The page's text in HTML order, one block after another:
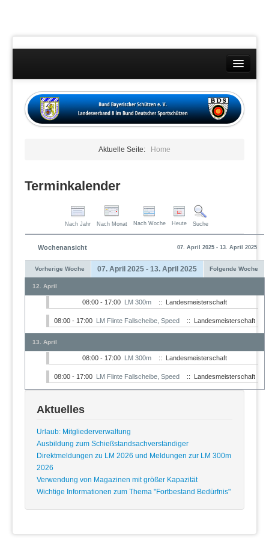
Wettkämpfe
Datenschutzübersicht
Aktuelle Seite: Home
Terminkalender
Nach Jahr Nach Monat Nach Woche Heute Suche
Wochenansicht 07. April 2025 - 13. April 2025
Vorherige Woche 07. April 2025 - 13. April 2025 Folgende Woche
12. April
08:00 - 17:00 LM 300m :: Landesmeisterschaft
08:00 - 17:00 LM Flinte Fallscheibe, Speed :: Landesmeisterschaft
13. April
08:00 - 17:00 LM 300m :: Landesmeisterschaft
08:00 - 17:00 LM Flinte Fallscheibe, Speed :: Landesmeisterschaft
Aktuelles
Urlaub: Mitgliederverwaltung
Ausbildung zum Schießstandsachverständiger
Direktmeldungen zu LM 2026 und Meldungen zur LM 300m
2026
Verwendung von Magazinen mit größer Kapazität
Wichtige Informationen zum Thema "Fortbestand Bedürfnis"